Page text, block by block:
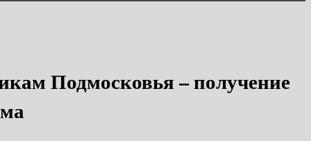
Подмосковья – получение